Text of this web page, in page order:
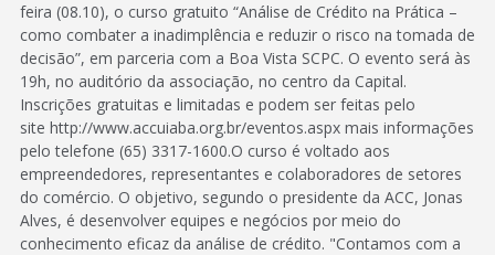
feira (08.10), o curso gratuito “Análise de Crédito na Prática –
como combater a inadimplência e reduzir o risco na tomada de
decisão”, em parceria com a Boa Vista SCPC. O evento será às
19h, no auditório da associação, no centro da Capital.
Inscrições gratuitas e limitadas e podem ser feitas pelo
site http://www.accuiaba.org.br/eventos.aspx mais informações
pelo telefone (65) 3317-1600.O curso é voltado aos
empreendedores, representantes e colaboradores de setores
do comércio. O objetivo, segundo o presidente da ACC, Jonas
Alves, é desenvolver equipes e negócios por meio do
conhecimento eficaz da análise de crédito. "Contamos com a